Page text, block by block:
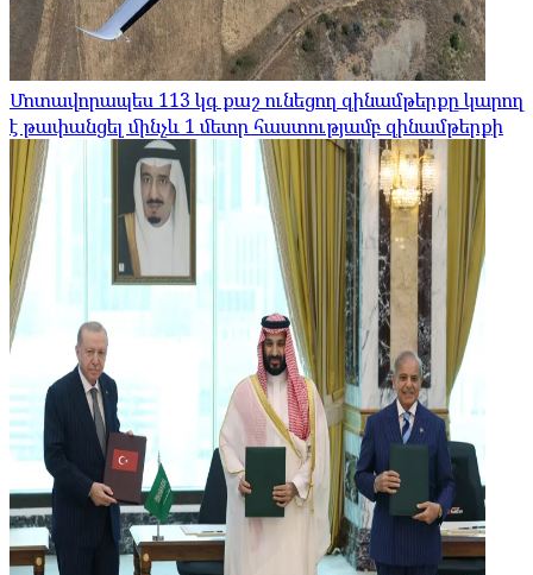
Մոտավորապես 113 կգ քաշ ունեցող զինամթերքը կարող
է թափանցել մինչև 1 մետր հաստությամբ զինամթերքի